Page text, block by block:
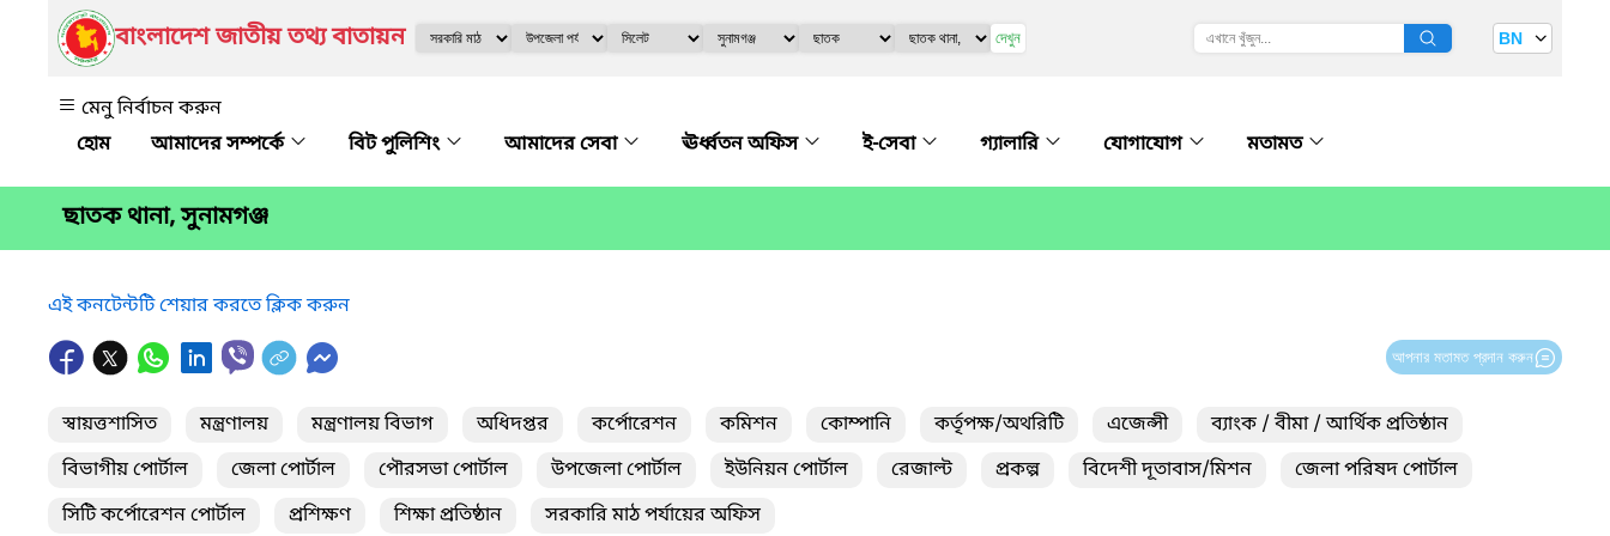
বাংলাদেশ জাতীয় তথ্য বাতায়ন দেখুন BN
মেনু নির্বাচন করুন
আমাদের সম্পর্কে
বিট পুলিশিং আমাদের সেবা ঊর্ধ্বতন অফিস ই-সেবা গ্যালারি যোগাযোগ মতামত
ছাতক থানা, সুনামগঞ্জ
এই কনটেন্টটি শেয়ার করতে ক্লিক করুন
আপনার মতামত প্রদান করুন
স্বায়ত্তশাসিত মন্ত্রণালয় মন্ত্রণালয় বিভাগ অধিদপ্তর কর্পোরেশন কমিশন কোম্পানি কর্তৃপক্ষ/অথরিটি এজেন্সী
ব্যাংক / বীমা / আর্থিক প্রতিষ্ঠান
বিভাগীয় পোর্টাল
জেলা পোর্টাল পৌরসভা পোর্টাল উপজেলা পোর্টাল ইউনিয়ন পোর্টাল রেজাল্ট প্রকল্প বিদেশী দূতাবাস/মিশন
জেলা পরিষদ পোর্টাল
সিটি কর্পোরেশন পোর্টাল
প্রশিক্ষণ শিক্ষা প্রতিষ্ঠান সরকারি মাঠ পর্যায়ের অফিস